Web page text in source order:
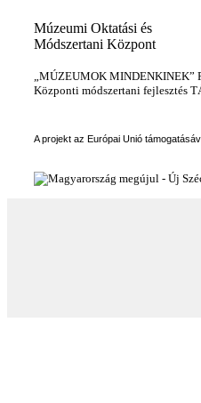
Múzeumi Oktatási és
Módszertani Központ
„MÚZEUMOK MINDENKINEK”
Központi módszertani fejlesztés
A projekt az Európai Unió